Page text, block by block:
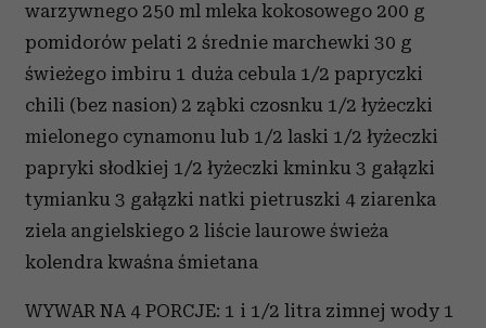
warzywnego 250 ml mleka kokosowego 200 g
pomidorów pelati 2 średnie marchewki 30 g
świeżego imbiru 1 duża cebula 1/2 papryczki
chili (bez nasion) 2 ząbki czosnku 1/2 łyżeczki
mielonego cynamonu lub 1/2 laski 1/2 łyżeczki
papryki słodkiej 1/2 łyżeczki kminku 3 gałązki
tymianku 3 gałązki natki pietruszki 4 ziarenka
ziela angielskiego 2 liście laurowe świeża
kolendra kwaśna śmietana
WYWAR NA 4 PORCJE: 1 i 1/2 litra zimnej wody 1